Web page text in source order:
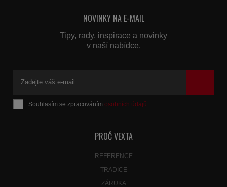
NOVINKY NA E-MAIL
Tipy, rady, inspirace a novinky
v naší nabídce.
Souhlasím se zpracovánímosobních údajů
PROČ VEXTA
REFERENCE
TRADICE
ZÁRUKA